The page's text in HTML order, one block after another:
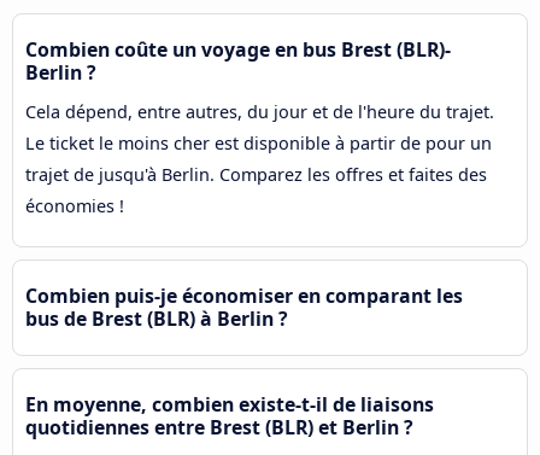
Combien coûte un voyage en bus Brest (BLR)-
Berlin ?
Cela dépend, entre autres, du jour et de l'heure du trajet.
Le ticket le moins cher est disponible à partir de pour un
trajet de jusqu'à Berlin. Comparez les offres et faites des
économies !
Combien puis-je économiser en comparant les
bus de Brest (BLR) à Berlin ?
En moyenne, combien existe-t-il de liaisons
quotidiennes entre Brest (BLR) et Berlin ?